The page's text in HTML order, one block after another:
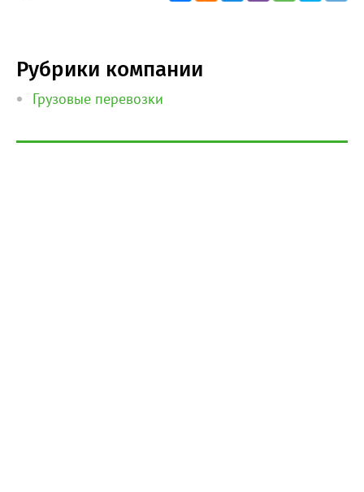
Рубрики компании
Грузовые перевозки